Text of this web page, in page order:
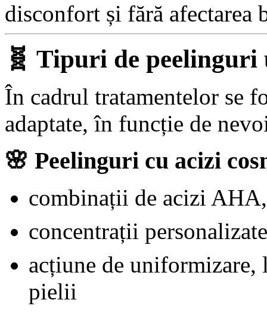
disconfort și fără afectarea
🧬 Tipuri de peelinguri
În cadrul tratamentelor se
adaptate, în funcție de
🌸 Peelinguri cu acizi
combinații de acizi
concentrații
acțiune de
pielii